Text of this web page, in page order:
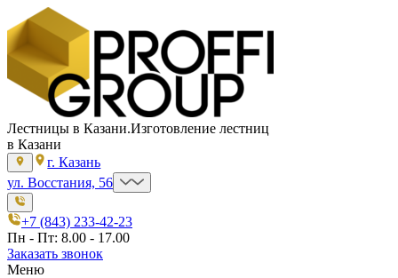
Лестницы в Казани.Изготовление лестниц
в Казани
г. Казань
ул. Восстания, 56
+7 (843) 233-42-23
Пн - Пт: 8.00 - 17.00
Заказать звонок
Меню